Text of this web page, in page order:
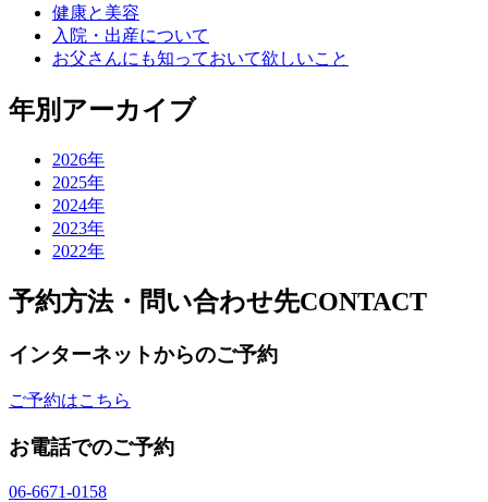
健康と美容
入院・出産について
お父さんにも知っておいて欲しいこと
年別アーカイブ
2026年
2025年
2024年
2023年
2022年
予約方法・問い合わせ先CONTACT
インターネットからのご予約
ご予約はこちら
お電話でのご予約
06-6671-0158